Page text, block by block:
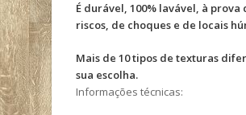
É durável, 100% lavável, à prova
riscos, de choques e de locais
Mais de 10 tipos de texturas
sua escolha.
Informações técnicas: